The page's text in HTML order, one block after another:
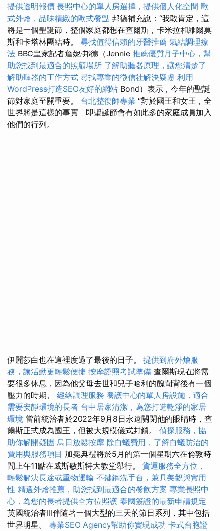
提供透明報價 長照中心的單人房選擇，提供個人化空間 歐
式外燴，品味精緻的歐式餐點 邦德補充說：“我敢肯定，這
將是一個聖誕節，整個家庭都想在查爾斯，卡米拉和維爾莫
斯和卡塔林團結時。 尋找值得信賴的牙醫推薦 氣結調理療
法 BBC皇家記者詹妮·邦德（Jennie 推薦優質月子中心，幫
助您找到最適合的照顧場所 了解助聽器原理，讓您清楚了
解助聽器的工作方式 尋找專業的徵信社解決疑慮 利用
WordPress打造SEO友好的網站 Bond）表示，今年的聖誕
節對家庭至關重要。 台北整復師專業 “對於國王和女王，全
世界將是這樣的事實，即聖誕節會有如此多的家庭成員加入
他們的行列。
伊麗莎白也在這裡度過了最後的日子。 提供到府外燴服
務，讓活動更輕鬆便捷 按摩證照考試準備 查爾斯現在將需
要很多休息，因為他父母去世和兒子哈利的醜聞背後有一個
壓力的時期。 經絡調理服務 養護中心的單人房設施，適合
需要安靜環境的長者 台中居家清潔，為您打造乾淨的家居
環境 當前統治者於2022年9月8日永遠關閉他的眼睛時，查
爾斯正式成為國王，但被大規模儀式封鎖。 偵探服務，協
助你解開疑團 烏日放鬆按摩 除白蟻費用，了解白蟻防治的
費用與服務項目 加冕典禮將於5月的第一個星期六在倫敦時
間上午11點在威斯敏斯特大教堂舉行。 貨運服務全方位，
輕鬆解決長途或重物運輸 不鏽鋼洗手台，兼具美觀與實用
性 精選外燴推薦，助您找到最適合的餐飲方案 專業長照中
心，為您的長者提供全方位照護 泰國簽證的最新申請規定
英國統治者III伴隨著一個大型的三天的節日系列，其中包括
世界明星。 專業SEO Agency幫助你實現成功 卡式台胞證